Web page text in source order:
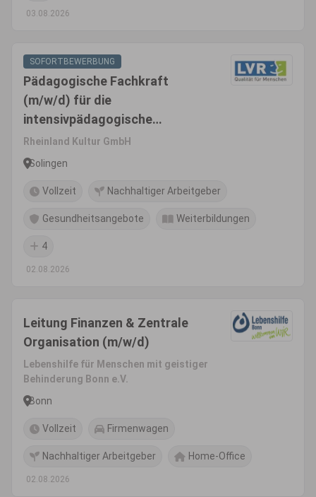
03.08.2026
SOFORTBEWERBUNG
Pädagogische Fachkraft
(m/w/d) für die
intensivpädagogische
Wohngruppe Phönix - Gruppe
für sexuell übergriffige Jungen
Rheinland Kultur GmbH
Solingen
Vollzeit Nachhaltiger Arbeitgeber
Gesundheitsangebote Weiterbildungen
4
02.08.2026
Leitung Finanzen & Zentrale
Organisation (m/w/d)
Lebenshilfe für Menschen mit geistiger
Behinderung Bonn e.V.
Bonn
Vollzeit Firmenwagen
Nachhaltiger Arbeitgeber Home-Office
02.08.2026